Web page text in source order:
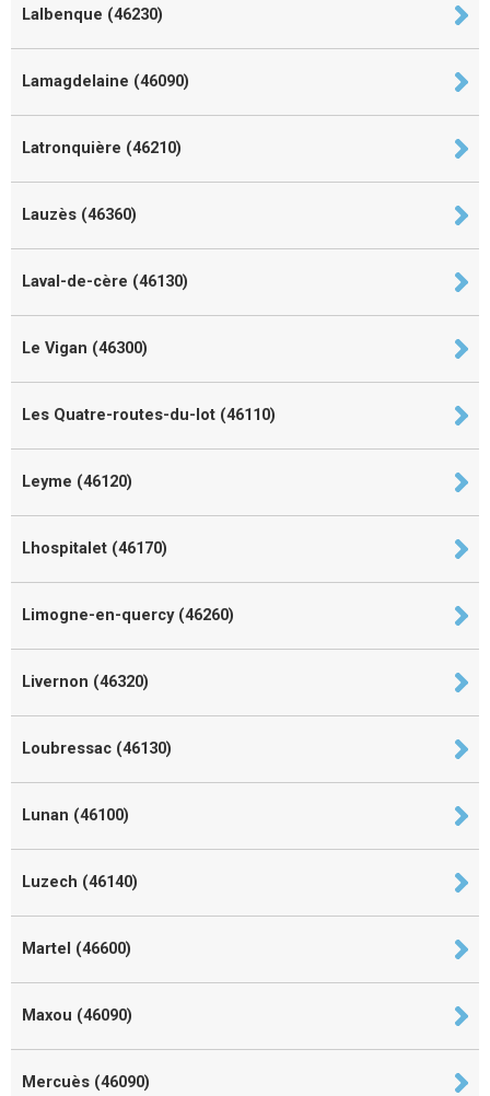
Lalbenque (46230)
Lamagdelaine (46090)
Latronquière (46210)
Lauzès (46360)
Laval-de-cère (46130)
Le Vigan (46300)
Les Quatre-routes-du-lot (46110)
Leyme (46120)
Lhospitalet (46170)
Limogne-en-quercy (46260)
Livernon (46320)
Loubressac (46130)
Lunan (46100)
Luzech (46140)
Martel (46600)
Maxou (46090)
Mercuès (46090)